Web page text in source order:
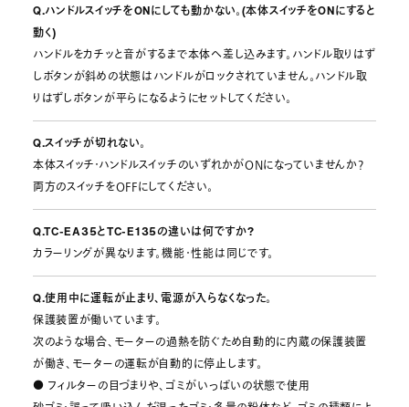
Q.ハンドルスイッチをONにしても動かない。(本体スイッチをONにすると
動く)
ハンドルをカチッと音がするまで本体へ差し込みます。ハンドル取りはず
しボタンが斜めの状態はハンドルがロックされていません。ハンドル取
りはずしボタンが平らになるようにセットしてください。
Q.スイッチが切れない。
本体スイッチ・ハンドルスイッチのいずれかがONになっていませんか?
両方のスイッチをOFFにしてください。
Q.TC-EA35とTC-E135の違いは何ですか?
カラーリングが異なります。機能・性能は同じです。
Q.使用中に運転が止まり、電源が入らなくなった。
保護装置が働いています。
次のような場合、モーターの過熱を防ぐため自動的に内蔵の保護装置
が働き、モーターの運転が自動的に停止します。
● フィルターの目づまりや、ゴミがいっぱいの状態で使用